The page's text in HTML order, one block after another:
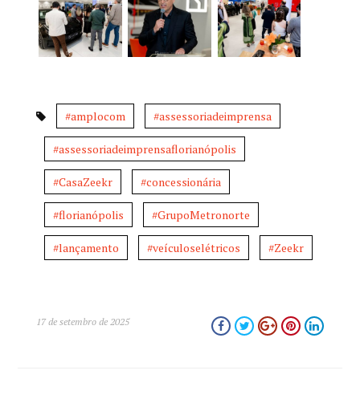
#amplocom #assessoriadeimprensa
#assessoriadeimprensaflorianópolis
#CasaZeekr #concessionária
#florianópolis #GrupoMetronorte
#lançamento #veículoselétricos #Zeekr
17 de setembro de 2025